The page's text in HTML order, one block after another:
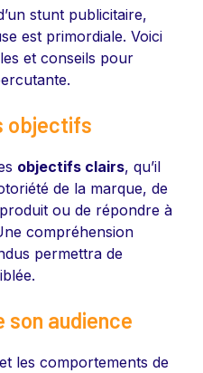
stunt publicitaire,
est primordiale. Voici
et conseils pour
objectifs
objectifs clairs, qu’il
de la marque, de
ou de répondre à
compréhension
permettra de
son audience
les comportements de